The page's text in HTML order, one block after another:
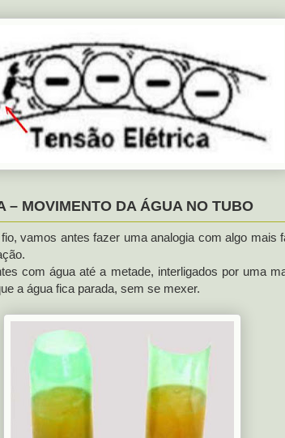
– MOVIMENTO DA ÁGUA NO TUBO
vamos antes fazer uma analogia com algo mais
com água até a metade, interligados por uma
a água fica parada, sem se mexer.